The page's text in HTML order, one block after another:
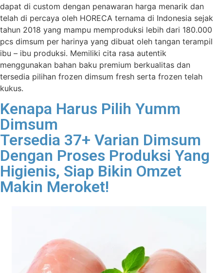
dapat di custom dengan penawaran harga menarik dan
telah di percaya oleh HORECA ternama di Indonesia sejak
tahun 2018 yang mampu memproduksi lebih dari 180.000
pcs dimsum per harinya yang dibuat oleh tangan terampil
ibu – ibu produksi. Memiliki cita rasa autentik
menggunakan bahan baku premium berkualitas dan
tersedia pilihan frozen dimsum fresh serta frozen telah
kukus.
Kenapa Harus Pilih Yumm
Dimsum
Tersedia 37+ Varian Dimsum
Dengan Proses Produksi Yang
Higienis, Siap Bikin Omzet
Makin Meroket!